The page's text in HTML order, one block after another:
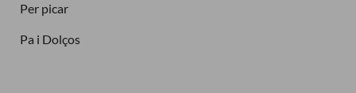
Per picar
Pa i Dolços
Finalitzar la compra com a